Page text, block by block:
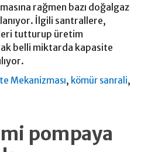
rağmen bazı doğalgaz
İlgili santrallere,
tutturup üretim
belli miktarda kapasite
Mekanizması, kömür sanrali,
pompaya